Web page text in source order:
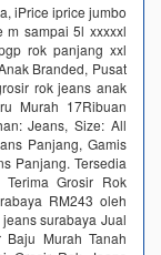
iPrice iprice jumbo
m sampai 5l xxxxxl
rok panjang xxl
Branded, Pusat
rok jeans anak
Murah 17Ribuan
Jeans, Size: All
Panjang, Gamis
Panjang. Tersedia
Grosir Rok
RM243 oleh
surabaya Jual
Murah Tanah